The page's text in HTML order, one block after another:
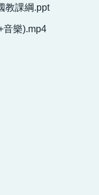
教課綱.ppt
音樂).mp4